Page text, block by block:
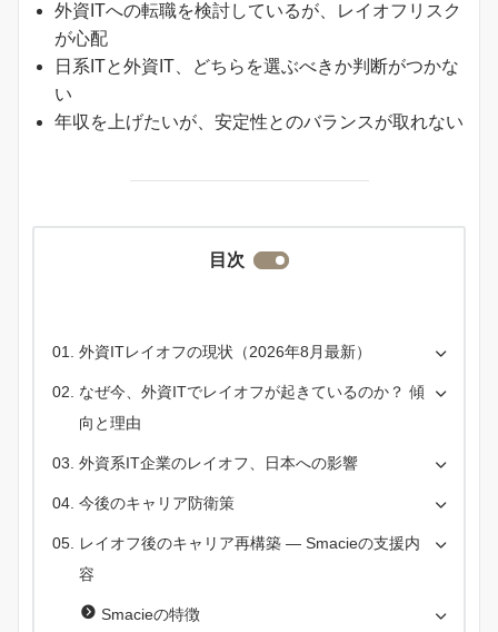
外資ITへの転職を検討しているが、レイオフリスク
が心配
日系ITと外資IT、どちらを選ぶべきか判断がつかな
い
年収を上げたいが、安定性とのバランスが取れない
目次
外資ITレイオフの現状（2026年8月最新）
なぜ今、外資ITでレイオフが起きているのか？ 傾
向と理由
外資系IT企業のレイオフ、日本への影響
今後のキャリア防衛策
レイオフ後のキャリア再構築 — Smacieの支援内
容
Smacieの特徴